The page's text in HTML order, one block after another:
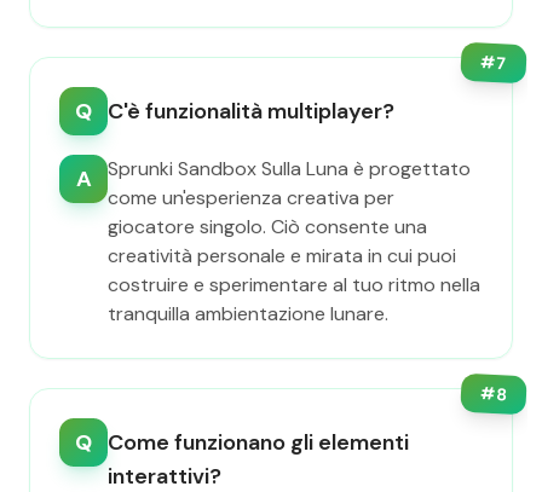
#7
Q C'è funzionalità multiplayer?
A
Sprunki Sandbox Sulla Luna è progettato
come un'esperienza creativa per
giocatore singolo. Ciò consente una
creatività personale e mirata in cui puoi
costruire e sperimentare al tuo ritmo nella
tranquilla ambientazione lunare.
#8
Q Come funzionano gli elementi
interattivi?